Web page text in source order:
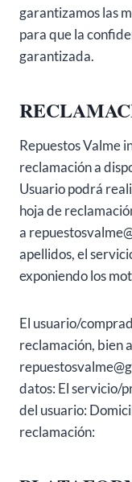
garantizamos las
para que la
garantizada.
Repuestos Valme
reclamación a
Usuario podrá
hoja de
a
apellidos, el
exponiendo los
El usuario/
reclamación, bien
datos: El servicio/
del usuario:
reclamación: